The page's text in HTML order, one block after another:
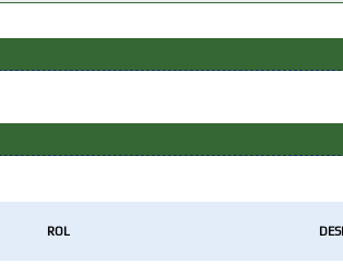
ROL